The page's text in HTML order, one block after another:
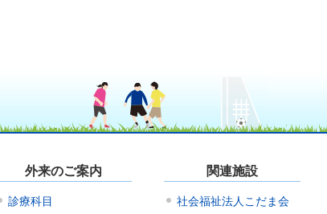
外来のご案内
診療科目
関連施設
社会福祉法人こだま会